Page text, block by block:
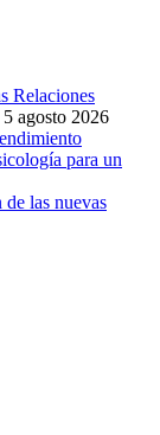
Relaciones
5 agosto 2026
para un
las nuevas